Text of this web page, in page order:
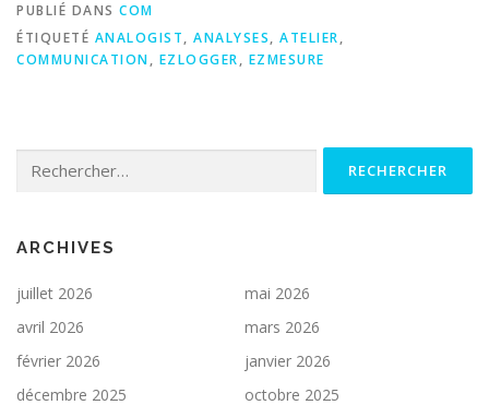
PUBLIÉ DANS COM
ÉTIQUETÉ ANALOGIST, ANALYSES, ATELIER,
COMMUNICATION, EZLOGGER, EZMESURE
ARCHIVES
juillet 2026
mai 2026
avril 2026
mars 2026
février 2026
janvier 2026
décembre 2025
octobre 2025